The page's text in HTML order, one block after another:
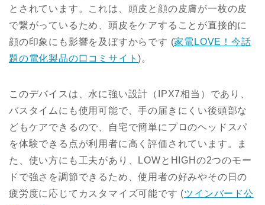
とされています。これは、頭皮と顔の皮膚が一枚の皮
で繋がっているため、頭皮をケアすることが直接的に
顔の印象にも影響を及ぼすからです​ (家電LOVE！今話
題の電化製品の口コミサイト)​。
このデバイスは、水に強い設計（IPX7相当）であり、
バスタイムにも使用可能で、手の届きにくい後頭部な
どもケアできるので、自宅で簡単にプロのヘッドスパ
を体験できる点が利用者に高く評価されています。ま
た、使い方にも工夫があり、LOWとHIGHの2つのモー
ドで強さを調節できるため、使用者の好みやその日の
疲労度に応じてカスタマイズ可能です​ (ツインバード公